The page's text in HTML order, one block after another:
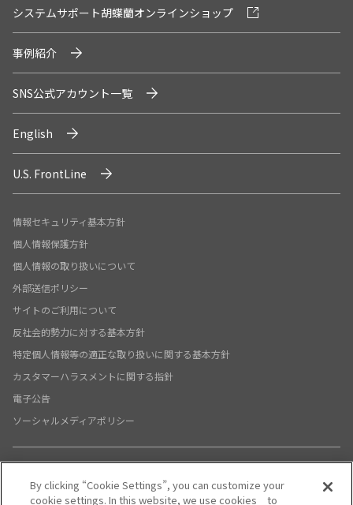
X公式アカウント YouTube公式アカウント
システムサポート胡蝶蘭オンラインショップ
事例紹介
SNS公式アカウント一覧
English
U.S. FrontLine
情報セキュリティ基本方針
個人情報保護方針
個人情報の取り扱いについて
外部送信ポリシー
サイトのご利用について
反社会的勢力に対する基本方針
特定個人情報等の適正な取り扱いに関する基本方針
カスタマーハラスメントに関する指針
電子公告
ソーシャルメディアポリシー
By clicking “Cookie Settings”, you can customize your
cookie settings. In this website, we use cookies to